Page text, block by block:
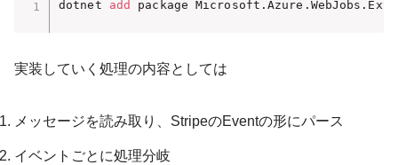
dotnet add package
実装していく処理の内容としては
メッセージを読み取り、StripeのEventの形にパース
イベントごとに処理分岐